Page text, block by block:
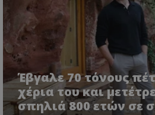
Έβγαλε 70 τόνους
χέρια του και
σπηλιά 800 ετών σε